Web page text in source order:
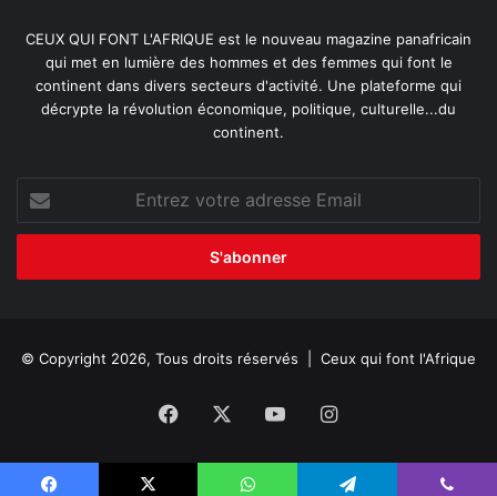
CEUX QUI FONT L'AFRIQUE est le nouveau magazine panafricain
qui met en lumière des hommes et des femmes qui font le
continent dans divers secteurs d'activité. Une plateforme qui
décrypte la révolution économique, politique, culturelle...du
continent.
votre
adresse
© Copyright 2026, Tous droits réservés | Ceux qui font l'Afrique
Facebook YouTubeInstagram